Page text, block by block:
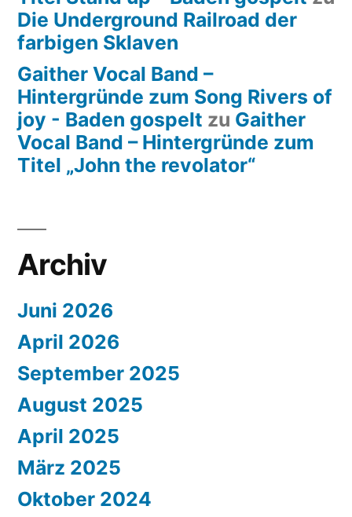
Die Underground Railroad der
farbigen Sklaven
Gaither Vocal Band –
Hintergründe zum Song Rivers of
joy - Baden gospelt zu Gaither
Vocal Band – Hintergründe zum
Titel „John the revolator“
Archiv
Juni 2026
April 2026
September 2025
August 2025
April 2025
März 2025
Oktober 2024